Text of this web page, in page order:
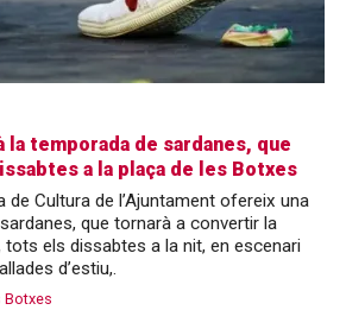
la temporada de sardanes, que
a la plaça de les Botxes
de Cultura de l’Ajuntament ofereix una
que tornarà a convertir la
els dissabtes a la nit, en escenari
d’estiu,.
Botxes